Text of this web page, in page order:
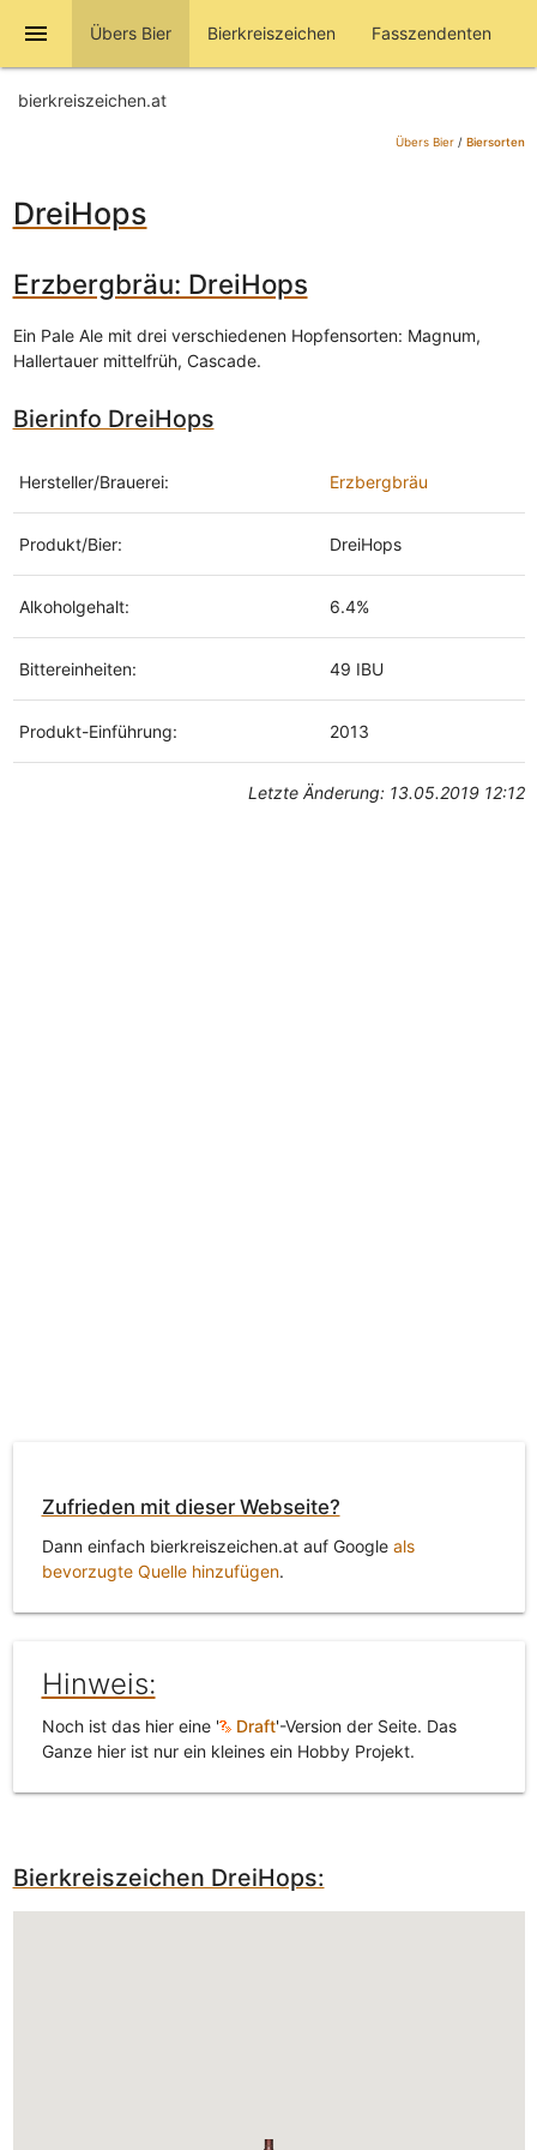
menu Übers Bier Bierkreiszeichen Fasszendenten
bierkreiszeichen.at
Übers Bier/ Biersorten
DreiHops
Erzbergbräu: DreiHops
Ein Pale Ale mit drei verschiedenen Hopfensorten: Magnum,
Hallertauer mittelfrüh, Cascade.
Bierinfo DreiHops
Hersteller/Brauerei: Erzbergbräu
Produkt/Bier: DreiHops
Alkoholgehalt: 6.4%
Bittereinheiten: 49 IBU
Produkt-Einführung: 2013
Letzte Änderung: 13.05.2019 12:12
Zufrieden mit dieser Webseite?
Dann einfach bierkreiszeichen.at auf Google als
bevorzugte Quelle hinzufügen.
Hinweis:
Noch ist das hier eine ' Draft'-Version der Seite. Das
Ganze hier ist nur ein kleines ein Hobby Projekt.
Bierkreiszeichen DreiHops: